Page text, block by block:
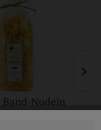
Band-Nudeln